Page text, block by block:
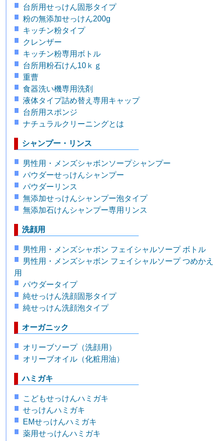
台所用せっけん固形タイプ
粉の無添加せっけん200g
キッチン粉タイプ
クレンザー
キッチン粉専用ボトル
台所用粉石けん10ｋｇ
重曹
食器洗い機専用洗剤
液体タイプ詰め替え専用キャップ
台所用スポンジ
ナチュラルクリーニングとは
シャンプー・リンス
男性用・メンズシャボンソープシャンプー
パウダーせっけんシャンプー
パウダーリンス
無添加せっけんシャンプー泡タイプ
無添加石けんシャンプー専用リンス
洗顔用
男性用・メンズシャボン フェイシャルソープ ボトル
男性用・メンズシャボン フェイシャルソープ つめかえ
用
パウダータイプ
純せっけん洗顔固形タイプ
純せっけん洗顔泡タイプ
オーガニック
オリーブソープ（洗顔用）
オリーブオイル（化粧用油）
ハミガキ
こどもせっけんハミガキ
せっけんハミガキ
EMせっけんハミガキ
薬用せっけんハミガキ